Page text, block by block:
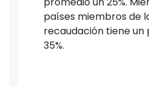
países miembros de
recaudación tiene un
35%.